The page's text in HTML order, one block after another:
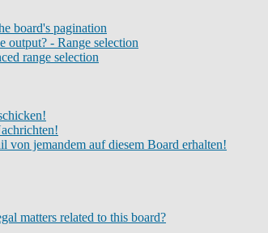
board's pagination
output? - Range selection
range selection
von jemandem auf diesem Board erhalten!
matters related to this board?